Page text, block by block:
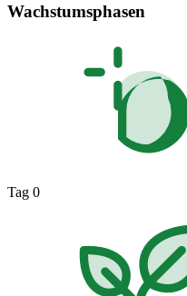
Wachstumsphasen
Tag 0